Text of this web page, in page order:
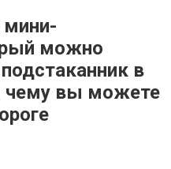
мини-
можно
в
чему вы можете